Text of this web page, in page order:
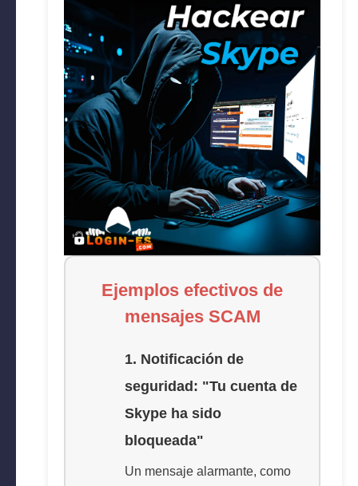
Ejemplos efectivos de
mensajes SCAM
1. Notificación de
seguridad: "Tu cuenta de
Skype ha sido
bloqueada"
Un mensaje alarmante, como